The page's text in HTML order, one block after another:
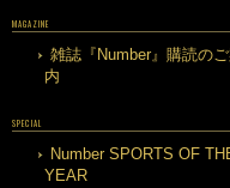
MAGAZINE
雑誌『Number』購読の
内
SPECIAL
Number SPORTS OF
YEAR